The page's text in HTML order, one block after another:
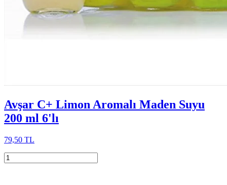
Avşar C+ Limon Aromalı Maden Suyu
200 ml 6'lı
79,50 TL